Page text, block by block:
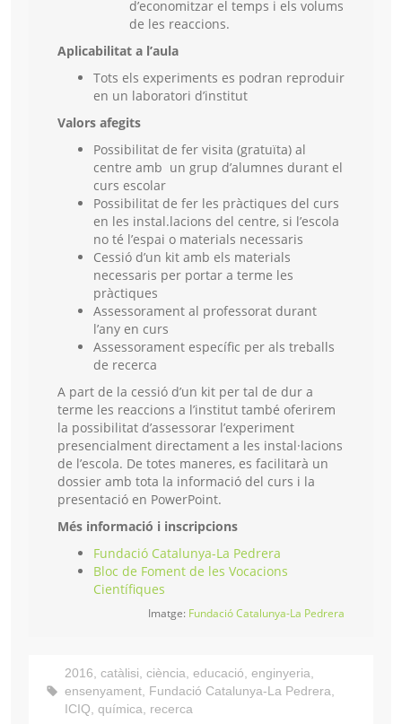
d’economitzar el temps i els volums
de les reaccions.
Aplicabilitat a l’aula
Tots els experiments es podran reproduir
en un laboratori d’institut
Valors afegits
Possibilitat de fer visita (gratuïta) al
centre amb un grup d’alumnes durant el
curs escolar
Possibilitat de fer les pràctiques del curs
en les instal.lacions del centre, si l’escola
no té l’espai o materials necessaris
Cessió d’un kit amb els materials
necessaris per portar a terme les
pràctiques
Assessorament al professorat durant
l’any en curs
Assessorament específic per als treballs
de recerca
A part de la cessió d’un kit per tal de dur a
terme les reaccions a l’institut també oferirem
la possibilitat d’assessorar l’experiment
presencialment directament a les instal·lacions
de l’escola. De totes maneres, es facilitarà un
dossier amb tota la informació del curs i la
presentació en PowerPoint.
Més informació i inscripcions
Fundació Catalunya-La Pedrera
Bloc de Foment de les Vocacions
Científiques
Imatge: Fundació Catalunya-La Pedrera
2016, catàlisi, ciència, educació, enginyeria,
ensenyament, Fundació Catalunya-La Pedrera,
ICIQ, química, recerca